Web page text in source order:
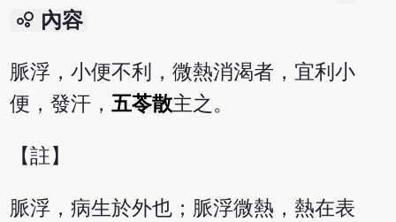
bubble_chart 內容
脈浮，小便不利，微熱消渴者，宜利小
便，發汗，五苓散主之。
【註】
脈浮，病生於外也；脈浮微熱，熱在表